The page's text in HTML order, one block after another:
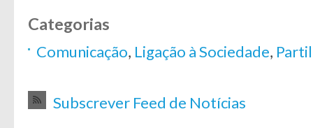
Categorias
Comunicação, Ligação à Sociedade,
Subscrever Feed de Notícias